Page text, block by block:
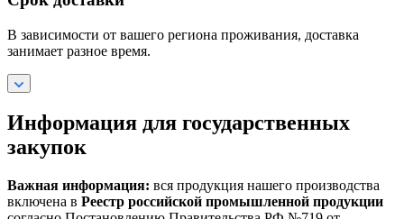
В зависимости от вашего региона проживания, доставка
занимает разное время.
Информация для государственных
закупок
Важная информация: вся продукция нашего производства
включена в Реестр российской промышленной продукции